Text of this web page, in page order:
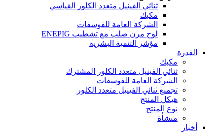
ثنائي الفينيل متعدد الكلور القياسي
مكبك
الشركة العامة للفوسفات
لوح مرن صلب مع تشطيب ENEPIG
مؤشر التنمية البشرية
القدرة
مكبك
ثنائي الفينيل متعدد الكلور المشترك
الشركة العامة للفوسفات
تجميع ثنائي الفينيل متعدد الكلور
هيكل المنتج
نوع المنتج
منشأة
أخبار